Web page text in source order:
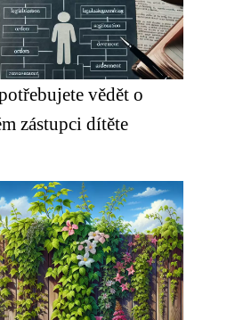
vědět o
zástupci dítěte